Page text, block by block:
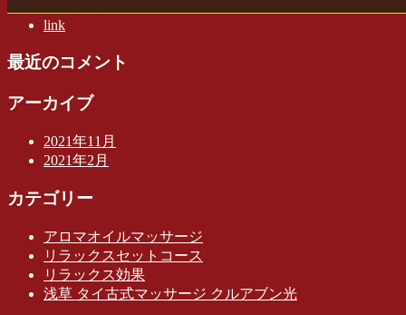
link
最近のコメント
アーカイブ
2021年11月
2021年2月
カテゴリー
アロマオイルマッサージ
リラックスセットコース
リラックス効果
浅草 タイ古式マッサージ クルアブン光